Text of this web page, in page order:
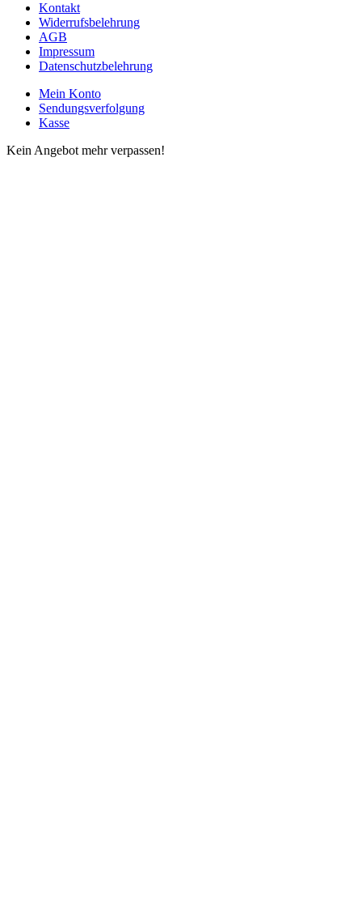
Kontakt
Widerrufsbelehrung
AGB
Impressum
Datenschutzbelehrung
Mein Konto
Sendungsverfolgung
Kasse
Kein Angebot mehr verpassen!